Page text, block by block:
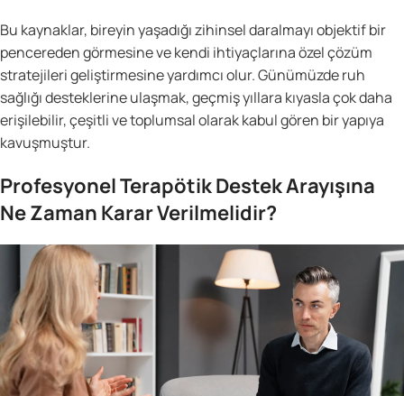
Bu kaynaklar, bireyin yaşadığı zihinsel daralmayı objektif bir
pencereden görmesine ve kendi ihtiyaçlarına özel çözüm
stratejileri geliştirmesine yardımcı olur. Günümüzde ruh
sağlığı desteklerine ulaşmak, geçmiş yıllara kıyasla çok daha
erişilebilir, çeşitli ve toplumsal olarak kabul gören bir yapıya
kavuşmuştur.
Profesyonel Terapötik Destek Arayışına
Ne Zaman Karar Verilmelidir?